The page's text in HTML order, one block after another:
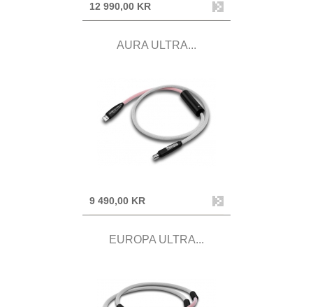
12 990,00 KR
AURA ULTRA...
9 490,00 KR
EUROPA ULTRA...